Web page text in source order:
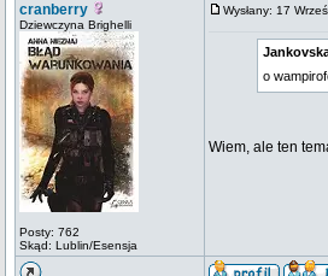
cranberry
Dziewczyna Brighelli
Posty: 762
Skąd: Lublin/Esensja
Wysłany: 17
o
Wiem, ale ten